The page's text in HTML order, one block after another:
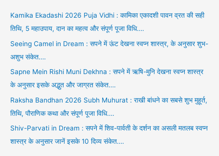
Kamika Ekadashi 2026 Puja Vidhi : कामिका एकादशी पावन व्रत की सही
तिथि, 5 महाउपाय, दान का महत्व और संपूर्ण पूजा विधि….
Seeing Camel in Dream : सपने में ऊंट देखना स्वप्न शास्त्र, के अनुसार शुभ-
अशुभ संकेत….
Sapne Mein Rishi Muni Dekhna : सपने में ऋषि-मुनि देखना स्वप्न शास्त्र
के अनुसार इसके अद्भुत और जाग्रत संकेत….
Raksha Bandhan 2026 Subh Muhurat : राखी बांधने का सबसे शुभ मुहूर्त,
तिथि, पौराणिक कथा और संपूर्ण पूजा विधि….
Shiv-Parvati in Dream : सपने में शिव-पार्वती के दर्शन का असली मतलब स्वप्न
शास्त्र के अनुसार जानें इसके 10 दिव्य संकेत….